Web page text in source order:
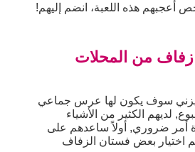
من المحلات
ديزني سوف يكون لها عرس جماعي
لديهم الكثير من الأشياء
أمر ضروري, أولاً ساعدهم على
ثم اختيار بعض فستان الزفاف